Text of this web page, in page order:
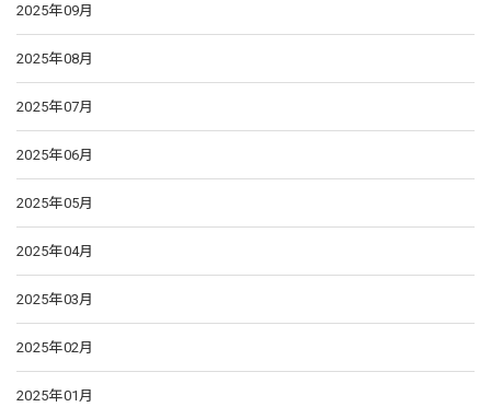
2025年09月
2025年08月
2025年07月
2025年06月
2025年05月
2025年04月
2025年03月
2025年02月
2025年01月